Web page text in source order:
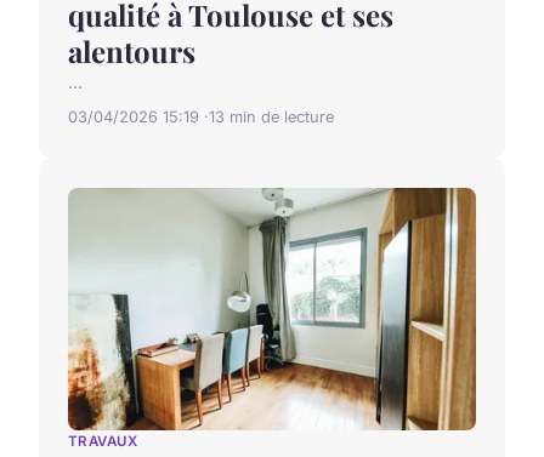
qualité à Toulouse et ses
alentours
...
03/04/2026 15:19 13 min de lecture
TRAVAUX